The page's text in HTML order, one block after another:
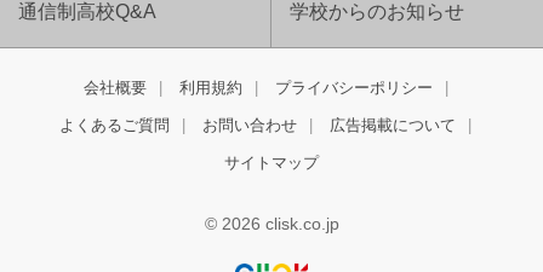
通信制高校Q&A 学校からのお知らせ
会社概要 利用規約 プライバシーポリシー
よくあるご質問 お問い合わせ 広告掲載について
サイトマップ
© 2026 clisk.co.jp